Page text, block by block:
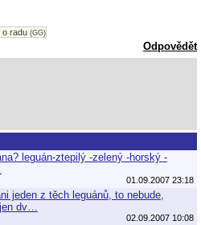
o radu (GG)
Odpovědět
leguán-ztepilý -zelený -horský -
01.09.2007 23:18
jeden z těch leguánů, to nebude,
dv…
02.09.2007 10:08